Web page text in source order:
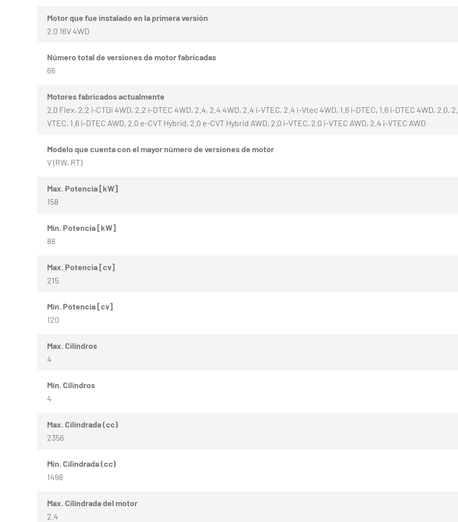
Motor que fue instalado en la primera versión
2.0 16V 4WD
Número total de versiones de motor fabricadas
66
Motores fabricados actualmente
2.0 Flex, 2.2 i-CTDi 4WD, 2.2 i-DTEC 4WD, 2.4, 2.4 4WD, 2.4 i-VTEC, 2.4 i-Vtec 4WD, 1.6 i-DTEC, 1.6 i-DTEC 4WD, 2.0,
VTEC, 1.6 i-DTEC AWD, 2.0 e-CVT Hybrid, 2.0 e-CVT Hybrid AWD, 2.0 i-VTEC, 2.0 i-VTEC AWD, 2.4 i-VTEC AWD
Modelo que cuenta con el mayor número de versiones de motor
V (RW, RT)
Max. Potencia [kW]
158
Mín. Potencia [kW]
88
Max. Potencia [cv]
215
Mín. Potencia [cv]
120
Max. Cilindros
4
Mín. Cilindros
4
Max. Cilindrada (cc)
2356
Mín. Cilindrada (cc)
1498
Max. Cilindrada del motor
2.4